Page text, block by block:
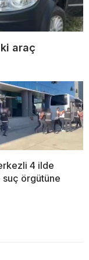
araç
4 ilde
suç örgütüne